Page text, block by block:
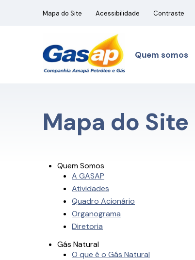
Mapa do Site Acessibilidade Contraste
Quem somos
Mapa do Site
Quem Somos
A GASAP
Atividades
Quadro Acionário
Organograma
Diretoria
Gás Natural
O que é o Gás Natural